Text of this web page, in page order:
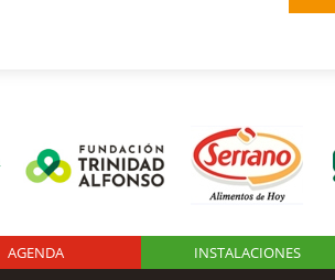
Logo Fundación
AGENDA INSTALACIONES